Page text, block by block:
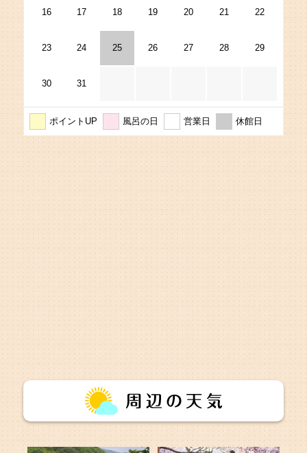
16 17 18 19 20 21 22
23 24 25 26 27 28 29
30 31
ポイントUP 風呂の日 営業日 休館日